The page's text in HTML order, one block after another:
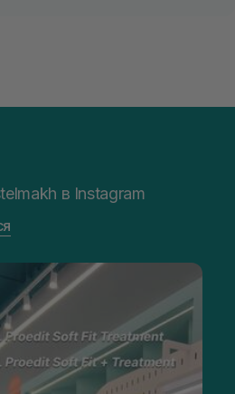
в Instagram